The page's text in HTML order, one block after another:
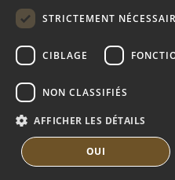
© COPYRIGHT 2008
CONSEILS
POLITIQUE DE
POLITIQUE DE
STRICTEMENT
CIBLAGE
NON CLASSIFIÉS
AFFICHER LES DÉTAILS
OUI